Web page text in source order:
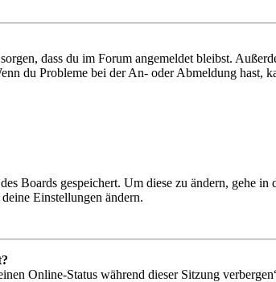
dass du im Forum angemeldet bleibst.
du Probleme bei der An- oder Abmeldung hast,
Boards gespeichert. Um diese zu ändern, gehe
Einstellungen ändern.
Online-Status während dieser Sitzung